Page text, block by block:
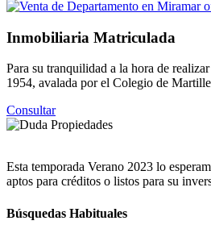
Inmobiliaria Matriculada
Para su tranquilidad a la hora de
1954, avalada por el Colegio de
Consultar
Esta temporada Verano 2023 lo
aptos para créditos o listos para su
Búsquedas Habituales